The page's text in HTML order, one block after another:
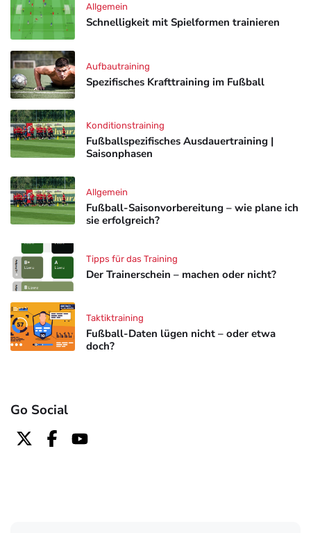
Schnelligkeit mit Spielformen trainieren
Allgemein
Spezifisches Krafttraining im Fußball
Aufbautraining
Fußballspezifisches Ausdauertraining |
Saisonphasen
Konditionstraining
Fußball-Saisonvorbereitung – wie plane ich
sie erfolgreich?
Allgemein
Der Trainerschein – machen oder nicht?
Tipps für das Training
Fußball-Daten lügen nicht – oder etwa
doch?
Taktiktraining
Go Social